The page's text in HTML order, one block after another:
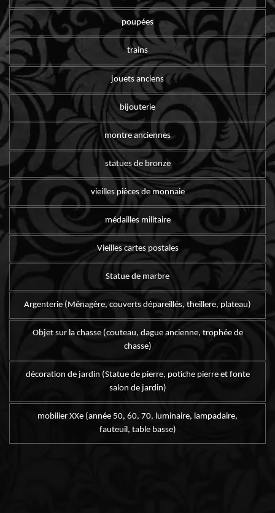
poupées
trains
jouets anciens
bijouterie
montre anciennes
statues de bronze
vieilles pièces de monnaie
médailles militaire
Vieilles cartes postales
Statue de marbre
Argenterie (Ménagère, couverts dépareillés, theillere, plateau)
Objet sur la chasse (couteau, dague ancienne, trophée de
chasse)
décoration de jardin (Statue de pierre, potiche pierre et fonte
salon de jardin)
mobilier XXe (année 50, 60, 70, luminaire, lampadaire,
fauteuil, table basse)